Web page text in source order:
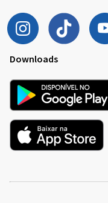
Downloads